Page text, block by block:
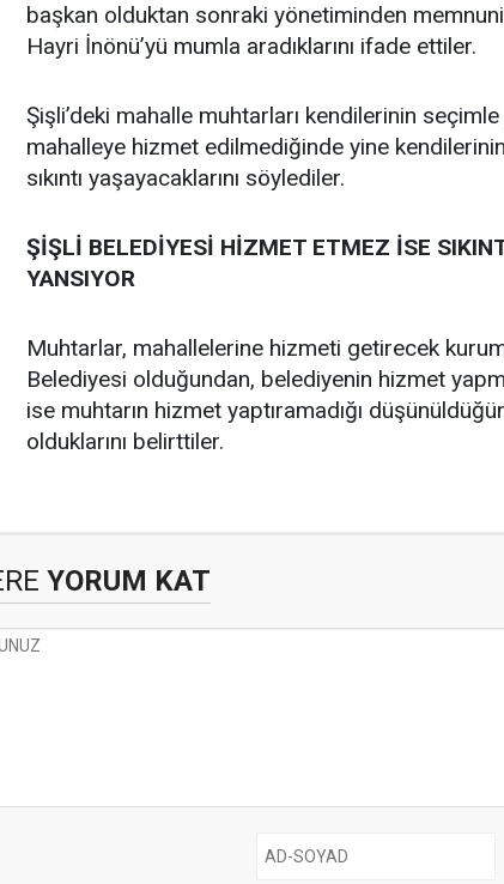
başkan olduktan sonraki yönetiminden
Hayri İnönü’yü mumla aradıklarını ifade ettiler.
Şişli’deki mahalle muhtarları kendilerinin
mahalleye hizmet edilmediğinde yine
sıkıntı yaşayacaklarını söylediler.
ŞİŞLİ BELEDİYESİ HİZMET ETMEZ İSE
YANSIYOR
Muhtarlar, mahallelerine hizmeti getirecek
Belediyesi olduğundan, belediyenin hizmet
ise muhtarın hizmet yaptıramadığı
olduklarını belirttiler.
YORUM KAT